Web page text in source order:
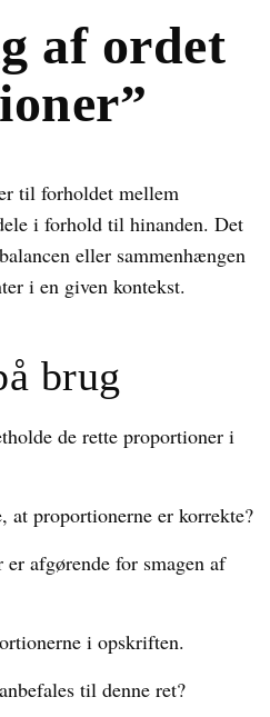
af ordet
til forholdet mellem
i forhold til hinanden. Det
eller sammenhængen
i en given kontekst.
brug
de rette proportioner i
at proportionerne er korrekte?
afgørende for smagen af
i opskriften.
til denne ret?